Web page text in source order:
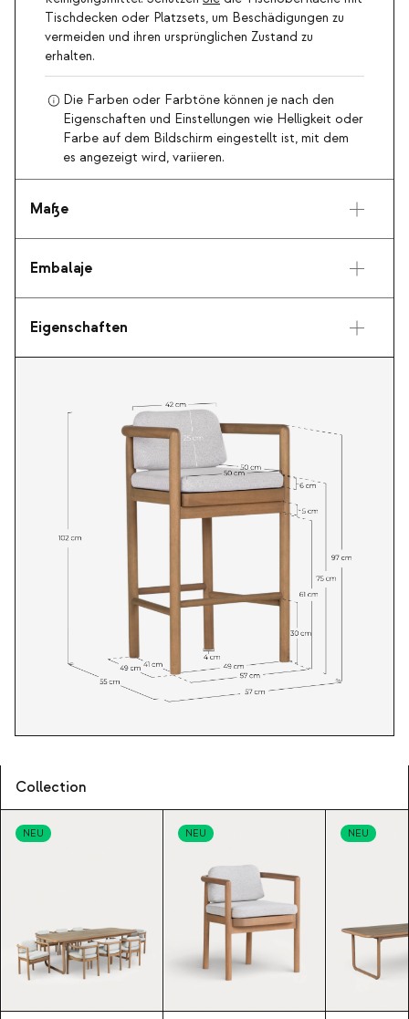
Tischdecken oder Platzsets, um Beschädigungen zu
vermeiden und ihren ursprünglichen Zustand zu
erhalten.
Die Farben oder Farbtöne können je nach den
Eigenschaften und Einstellungen wie Helligkeit oder
Farbe auf dem Bildschirm eingestellt ist, mit dem
es angezeigt wird, variieren.
Maße
Embalaje
Eigenschaften
Collection
NEU NEU NEU